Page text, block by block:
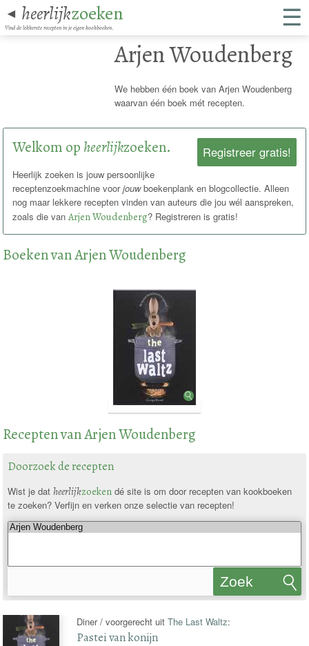
◄ heerlijkzoeken
Vind de lekkerste recepten in je eigen kookboeken. ☰
Arjen Woudenberg
We hebben één boek van Arjen Woudenberg
waarvan één boek mét recepten.
Registreer gratis!
Welkom op heerlijkzoeken.
Heerlijk zoeken is jouw persoonlijke
receptenzoekmachine voorjouwboekenplank en blogcollectie. Alleen
nog maar lekkere recepten vinden van auteurs die jou wél aanspreken,
zoals die vanArjen Woudenberg? Registreren is gratis!
Boeken van Arjen Woudenberg
Recepten van Arjen Woudenberg
Doorzoek de recepten
Wist je dat heerlijkzoekendé site is om door recepten van kookboeken
te zoeken? Verfijn en verken onze selectie van recepten!
Zoek
Diner / voorgerecht uitThe Last Waltz:
Pastei van konijn